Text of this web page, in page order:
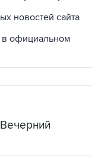
новостей сайта
в официальном